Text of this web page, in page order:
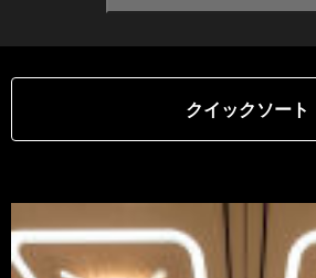
クイックソート